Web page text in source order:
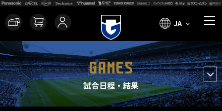
JA
GAMES
試合日程・結果